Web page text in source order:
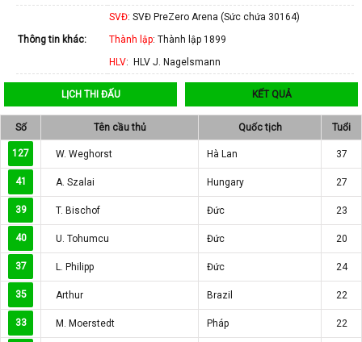
Thông tin khác:
SVĐ: SVĐ PreZero Arena (Sức chứa 30164)
Thành lập: Thành lập 1899
HLV: HLV J. Nagelsmann
LỊCH THI ĐẤU KẾT QUẢ
Số Tên cầu thủ Quốc tịch Tuổi
127 W. Weghorst Hà Lan 37
41 A. Szalai Hungary 27
39 T. Bischof Đức 23
40 U. Tohumcu Đức 20
37 L. Philipp Đức 24
35 Arthur Brazil 22
33 M. Moerstedt Pháp 22